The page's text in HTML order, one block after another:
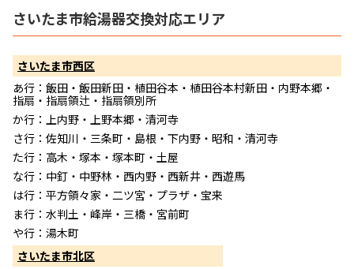
さいたま市給湯器交換対応エリア
さいたま市西区
あ行：飯田・飯田新田・植田谷本・植田谷本村新田・内野本郷・
指扇・指扇領辻・指扇領別所
か行：上内野・上野本郷・清河寺
さ行：佐知川・三条町・島根・下内野・昭和・清河寺
た行：高木・塚本・塚本町・土屋
な行：中釘・中野林・西内野・西新井・西遊馬
は行：平方領々家・二ツ宮・プラザ・宝来
ま行：水判土・峰岸・三橋・宮前町
や行：湯木町
さいたま市北区